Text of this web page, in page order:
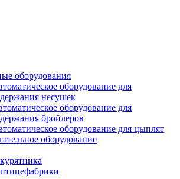
оборудования
оборудование для
несушек
оборудование для
бройлеров
оборудование для цыплят
оборудование